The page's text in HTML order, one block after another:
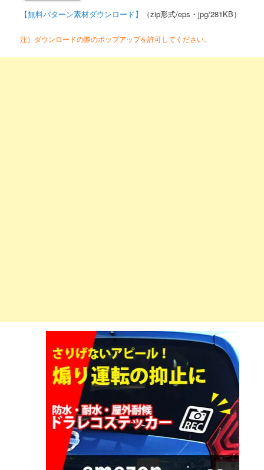
【無料パターン素材ダウンロード】 （zip形式/eps・jpg/281KB）
注）ダウンロードの際のポップアップを許可してください。